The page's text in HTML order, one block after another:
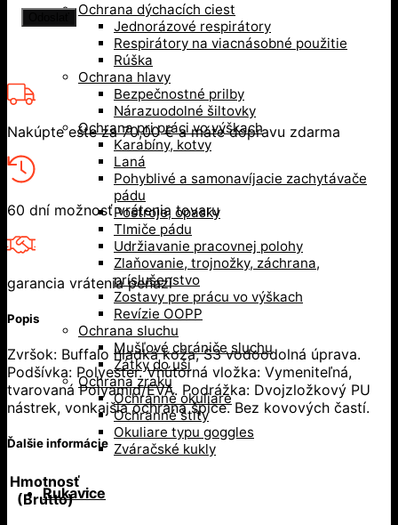
Ochrana dýchacích ciest
Jednorázové respirátory
Respirátory na viacnásobné použitie
Rúška
Ochrana hlavy
Bezpečnostné prilby
Nárazuodolné šiltovky
Ochrana pri práci vo výškach
Karabíny, kotvy
Laná
Pohyblivé a samonavíjacie zachytávače
pádu
Postroje, opasky
Tlmiče pádu
Udržiavanie pracovnej polohy
Zlaňovanie, trojnožky, záchrana,
príslušenstvo
Zostavy pre prácu vo výškach
Revízie OOPP
Ochrana sluchu
Mušľové chrániče sluchu
Zátky do uší
Ochrana zraku
Ochranné okuliare
Ochranné štíty
Okuliare typu goggles
Zváračské kukly
Rukavice
Nakúpte ešte za70,00€a máte dopravu zdarma
60 dní možnosť vrátenia tovaru
garancia vrátenia peňazí
Popis
Zvršok: Buffalo hladká koža, S3 vodoodolná úprava.
Podšívka: Polyester. Vnútorná vložka: Vymeniteľná,
tvarovaná Polyamid/EVA. Podrážka: Dvojzložkový PU
nástrek, vonkajšia ochrana špice. Bez kovových častí.
Ďalšie informácie
Hmotnosť
(Brutto) -